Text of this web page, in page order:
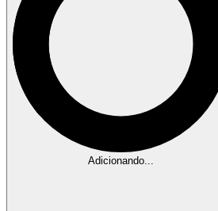
Adicionando...